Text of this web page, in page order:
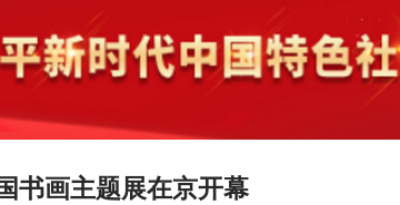
书画主题展在京开幕